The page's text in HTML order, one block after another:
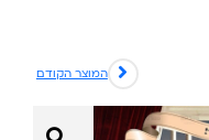
המוצר הקודם